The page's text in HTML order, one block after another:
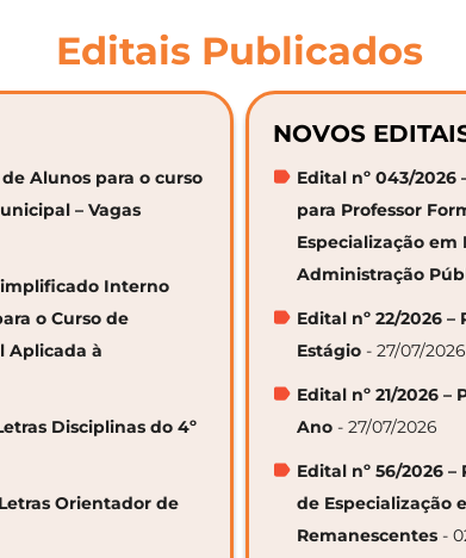
Editais Publicados
de Alunos para o curso
– Vagas
Interno
o Curso de
Aplicada à
Disciplinas do 4º
Orientador de
NOVOS
Edital nº 043/
para Professor
Especialização
Administração
Edital nº 22/2026
Estágio - 27/07/2026
Edital nº 21/2026 –
Ano - 27/07/2026
Edital nº 56/2026
de Especialização
Remanescentes -